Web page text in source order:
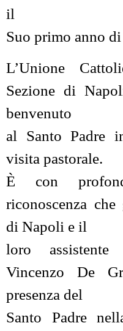
il
Suo primo anno
L’Unione
Sezione di
benvenuto
al Santo Padre
visita pastorale.
È con
riconoscenza
di Napoli e il
loro assistente
Vincenzo De
presenza del
Santo Padre